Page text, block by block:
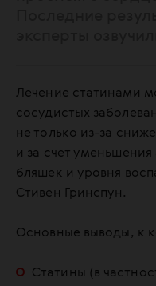
Лечение статинами
сосудистых
не только из-за
и за счет
бляшек и уровня
Стивен Гринспун.
Основные выводы, к
Статины (в